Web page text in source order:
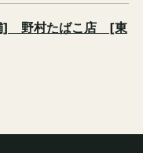
] 野村たばこ店 [東